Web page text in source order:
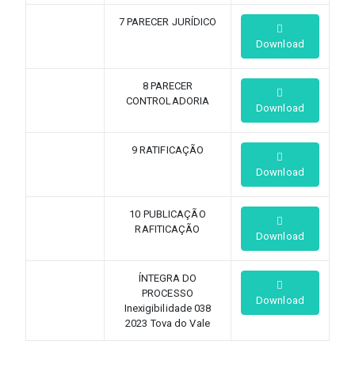
7 PARECER JURÍDICO
Download
8 PARECER
CONTROLADORIA
Download
9 RATIFICAÇÃO
Download
10 PUBLICAÇÃO
RAFITICAÇÃO
Download
ÍNTEGRA DO
PROCESSO
Inexigibilidade 038
2023 Tova do Vale
Download